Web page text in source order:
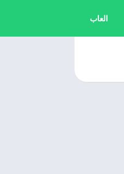
العاب